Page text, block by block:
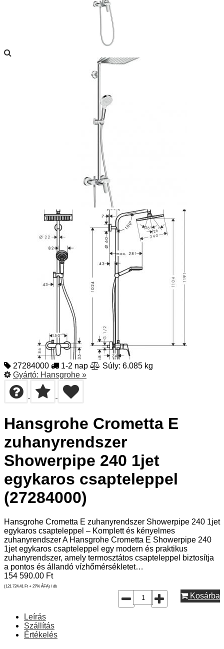
27284000 1-2 nap
Súly: 6.085 kg
Gyártó: Hansgrohe »
Hansgrohe Crometta E
zuhanyrendszer
Showerpipe 240 1jet
egykaros csapteleppel
(27284000)
Hansgrohe Crometta E zuhanyrendszer Showerpipe 240 1jet
egykaros csapteleppel – Komplett és kényelmes
zuhanyrendszer A Hansgrohe Crometta E Showerpipe 240
1jet egykaros csapteleppel egy modern és praktikus
zuhanyrendszer, amely termosztátos csapteleppel biztosítja
a pontos és állandó vízhőmérsékletet…
154 590.00 Ft
(121 724.41 Ft + 27% ÁFA) / db
Kosárba
Leírás
Szállítás
Értékelés